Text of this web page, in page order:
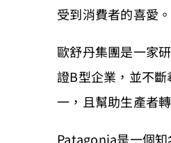
受到消費者的喜愛。
歐舒丹集團是一家
證B型企業，並不
一，且幫助生產者
Patagonia是一個